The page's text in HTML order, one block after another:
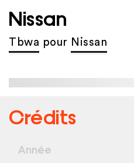
Nissan
Tbwa pour Nissan
Crédits
Année